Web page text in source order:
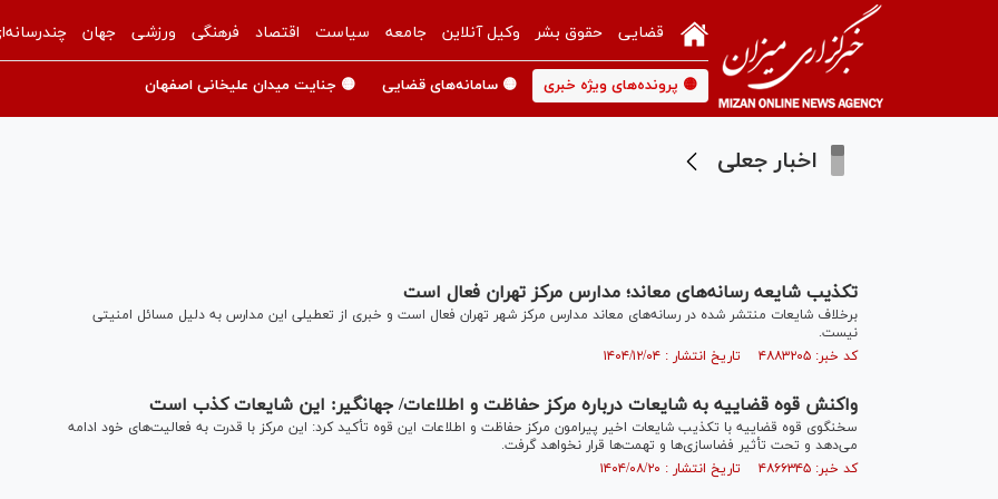
قضایی حقوق بشر وکیل آنلاین جامعه سیاست اقتصاد فرهنگی ورزشی جهان
🟡 پرونده‌های ویژه خبری 🟡 سامانه‌های قضایی 🟡 جنایت میدان علیخانی اصفهان
اخبار جعلی
تکذیب شایعه رسانه‌های معاند؛ مدارس مرکز تهران فعال است
برخلاف شایعات منتشر شده در رسانه‌های معاند مدارس مرکز شهر تهران فعال است و خبری از تعطیلی این مدارس به دلیل مسائل امنیتی
نیست.
کد خبر: ۴۸۸۳۲۰۵ تاریخ انتشار : ۱۴۰۴/۱۲/۰۴
واکنش قوه قضاییه به شایعات درباره مرکز حفاظت و اطلاعات/ جهانگیر: این شایعات کذب است
سخنگوی قوه قضاییه با تکذیب شایعات اخیر پیرامون مرکز حفاظت و اطلاعات این قوه تأکید کرد: این مرکز با قدرت به فعالیت‌های خود ادامه
می‌دهد و تحت تأثیر فضاسازی‌ها و تهمت‌ها قرار نخواهد گرفت.
کد خبر: ۴۸۶۶۳۴۵ تاریخ انتشار : ۱۴۰۴/۰۸/۲۰